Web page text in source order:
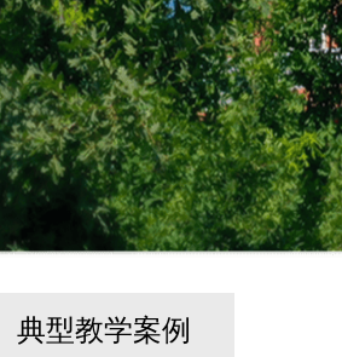
典型教学案例